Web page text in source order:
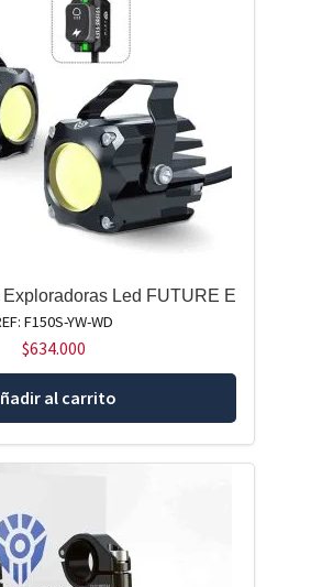
Led FUTURE E
F150S-YW-WD
$634.000
al carrito